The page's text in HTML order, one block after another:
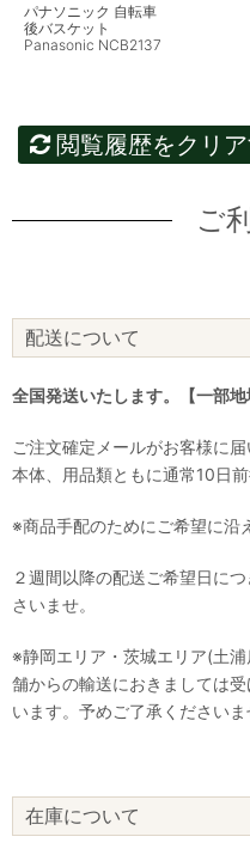
パナソニック 自転車
後バスケット
Panasonic NCB2137
閲覧履歴をクリ
ご
配送について
全国発送いたします。【一部地
ご注文確定メールがお客様に
本体、用品類ともに通常10日
※商品手配のためにご希望に沿
２週間以降の配送ご希望日に
さいませ。
※静岡エリア・茨城エリア(土
舗からの輸送におきましては
います。予めご了承くださいま
在庫について